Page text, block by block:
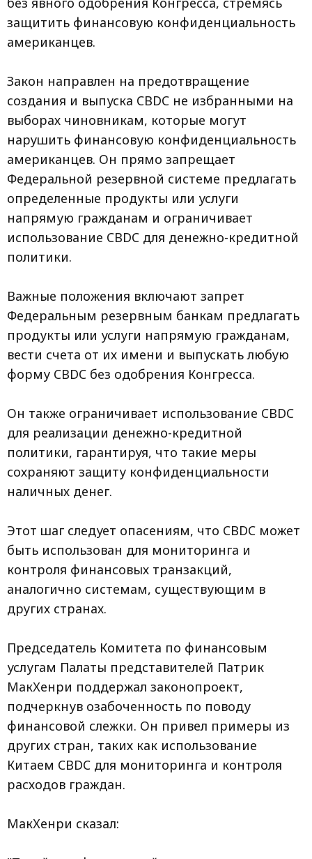
защитить финансовую конфиденциальность
американцев.
Закон направлен на предотвращение
создания и выпуска CBDC не избранными на
выборах чиновникам, которые могут
нарушить финансовую конфиденциальность
американцев. Он прямо запрещает
Федеральной резервной системе предлагать
определенные продукты или услуги
напрямую гражданам и ограничивает
использование CBDC для денежно-кредитной
политики.
Важные положения включают запрет
Федеральным резервным банкам предлагать
продукты или услуги напрямую гражданам,
вести счета от их имени и выпускать любую
форму CBDC без одобрения Конгресса.
Он также ограничивает использование CBDC
для реализации денежно-кредитной
политики, гарантируя, что такие меры
сохраняют защиту конфиденциальности
наличных денег.
Этот шаг следует опасениям, что CBDC может
быть использован для мониторинга и
контроля финансовых транзакций,
аналогично системам, существующим в
других странах.
Председатель Комитета по финансовым
услугам Палаты представителей Патрик
МакХенри поддержал законопроект,
подчеркнув озабоченность по поводу
финансовой слежки. Он привел примеры из
других стран, таких как использование
Китаем CBDC для мониторинга и контроля
расходов граждан.
МакХенри сказал: